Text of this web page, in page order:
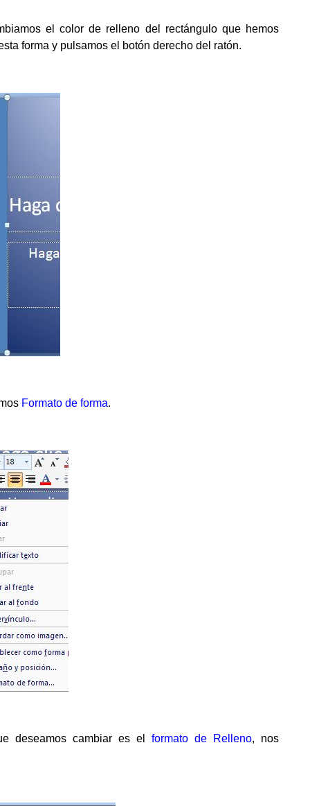
el color de relleno del rectángulo que hemos
forma y pulsamos el botón derecho del ratón.
Formato de forma.
deseamos cambiar es el formato de Relleno, nos